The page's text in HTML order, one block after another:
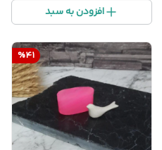
افزودن به سبد
%41